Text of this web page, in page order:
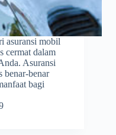
asuransi mobil
cermat dalam
Asuransi
benar-benar
bagi